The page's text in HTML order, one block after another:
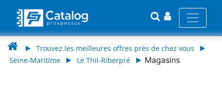
Trouvez les meilleures offres près de chez vous
Seine-Maritime
Le Thil-Riberpré Magasins